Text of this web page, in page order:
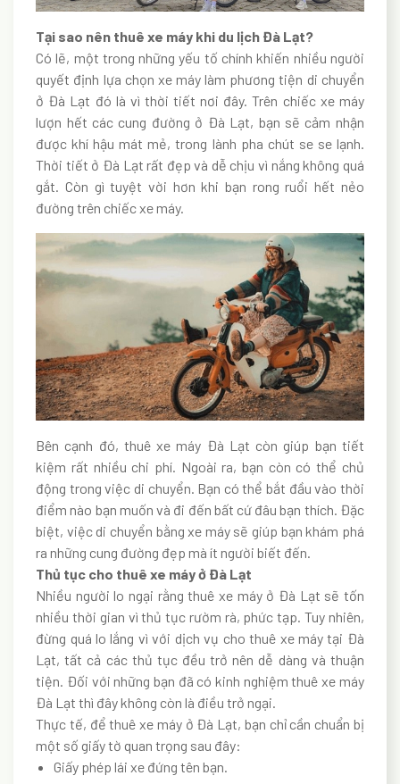
Tại sao nên thuê xe máy khi du lịch Đà Lạt?
Có lẽ, một trong những yếu tố chính khiến nhiều người
quyết định lựa chọn xe máy làm phương tiện di chuyển
ở Đà Lạt đó là vì thời tiết nơi đây. Trên chiếc xe máy
lượn hết các cung đường ở Đà Lạt, bạn sẽ cảm nhận
được khí hậu mát mẻ, trong lành pha chút se se lạnh.
Thời tiết ở Đà Lạt rất đẹp và dễ chịu vì nắng không quá
gắt. Còn gì tuyệt vời hơn khi bạn rong ruổi hết nẻo
đường trên chiếc xe máy.
Bên cạnh đó, thuê xe máy Đà Lạt còn giúp bạn tiết
kiệm rất nhiều chi phí. Ngoài ra, bạn còn có thể chủ
động trong việc di chuyển. Bạn có thể bắt đầu vào thời
điểm nào bạn muốn và đi đến bất cứ đâu bạn thích. Đặc
biệt, việc di chuyển bằng xe máy sẽ giúp bạn khám phá
ra những cung đường đẹp mà ít người biết đến.
Thủ tục cho thuê xe máy ở Đà Lạt
Nhiều người lo ngại rằng thuê xe máy ở Đà Lạt sẽ tốn
nhiều thời gian vì thủ tục rườm rà, phức tạp. Tuy nhiên,
đừng quá lo lắng vì với dịch vụ cho thuê xe máy tại Đà
Lạt, tất cả các thủ tục đều trở nên dễ dàng và thuận
tiện. Đối với những bạn đã có kinh nghiệm thuê xe máy
Đà Lạt thì đây không còn là điều trở ngại.
Thực tế, để thuê xe máy ở Đà Lạt, bạn chỉ cần chuẩn bị
một số giấy tờ quan trọng sau đây:
Giấy phép lái xe đứng tên bạn.